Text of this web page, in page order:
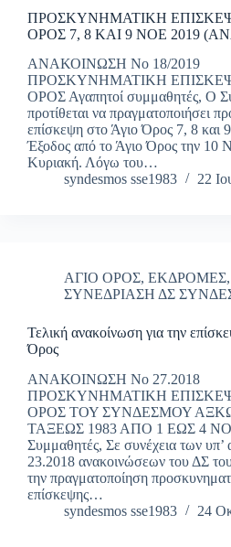
ΠΡΟΣΚΥΝΗΜΑΤΙΚΗ
ΟΡΟΣ 7, 8 ΚΑΙ 9 ΝΟΕ 2019
ΑΝΑΚΟΙΝΩΣΗ Νο 18/2019
ΠΡΟΣΚΥΝΗΜΑΤΙΚΗ
ΟΡΟΣ Αγαπητοί συμμαθητές, Ο
προτίθεται να πραγματοποιήσει
επίσκεψη στο Άγιο Όρος 7, 8
Έξοδος από το Άγιο Όρος την 10
Κυριακή. Λόγω του…
syndesmos sse1983
22
ΑΓΙΟ ΟΡΟΣ, ΕΚΔΡΟΜΕΣ,
ΣΥΝΕΔΡΙΑΣΗ ΔΣ
Τελική ανακοίνωση για την
Όρος
ΑΝΑΚΟΙΝΩΣΗ Νο 27.2018
ΠΡΟΣΚΥΝΗΜΑΤΙΚΗ
ΟΡΟΣ ΤΟΥ ΣΥΝΔΕΣΜΟΥ
ΤΑΞΕΩΣ 1983 ΑΠΟ 1 ΕΩΣ 4 ΝΟΕ
Συμμαθητές, Σε συνέχεια των υπ’
23.2018 ανακοινώσεων του ΔΣ
την πραγματοποίηση
επίσκεψης…
syndesmos sse1983
24